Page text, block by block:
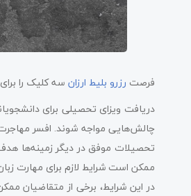
فرصت رزرو بلیط ارزان سه کلیک را
چالش‌هایی مواجه شوند. افسر
ممکن است شرایط لازم برای مهارت
در این شرایط، برخی از متقاضیان